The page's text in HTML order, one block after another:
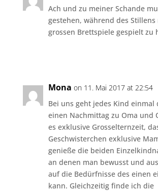
Ach und zu meiner Schande
gestehen, während des Stillens
grossen Brettspiele gespielt zu
Mona on 11. Mai 2017 at 22:54
Bei uns geht jedes Kind einmal
einen Nachmittag zu Oma und
es exklusive Grosselternzeit,
Geschwisterchen exklusive
genieße die beiden
an denen man bewusst und
auf die Bedürfnisse des einen
kann. Gleichzeitig finde ich die